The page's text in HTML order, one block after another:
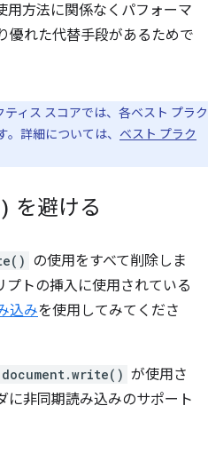
用方法に関係なくパフォーマ
優れた代替手段があるためで
ィス スコアでは、各ベスト プラク
詳細については、 ベスト プラク
) を避ける
の使用をすべて削除しま
プトの挿入に使用されている
込みを使用してみてくださ
document.write() が使用さ
に非同期読み込みのサポート